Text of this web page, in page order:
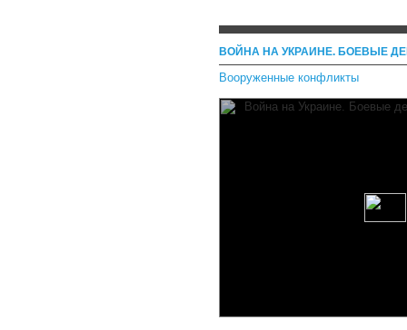
ВОЙНА НА УКРАИНЕ. БОЕВЫЕ
Вооруженные конфликты